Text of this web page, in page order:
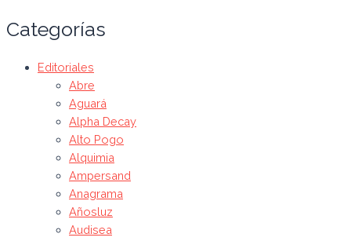
Categorías
Editoriales
Abre
Aguará
Alpha Decay
Alto Pogo
Alquimia
Ampersand
Anagrama
Añosluz
Audisea